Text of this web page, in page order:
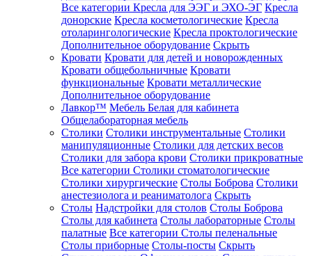
Все категории Кресла для ЭЭГ и ЭХО-ЭГ Кресла
донорские Кресла косметологические Кресла
отоларингологические Кресла проктологические
Дополнительное оборудование Скрыть
Кровати Кровати для детей и новорожденных
Кровати общебольничные Кровати
функциональные Кровати металлические
Дополнительное оборудование
Лавкор™ Мебель Белая для кабинета
Общелабораторная мебель
Столики Столики инструментальные Столики
манипуляционные Столики для детских весов
Столики для забора крови Столики прикроватные
Все категории Столики стоматологические
Столики хирургические Столы Боброва Столики
анестезиолога и реаниматолога Скрыть
Столы Надстройки для столов Столы Боброва
Столы для кабинета Столы лабораторные Столы
палатные Все категории Столы пеленальные
Столы приборные Столы-посты Скрыть